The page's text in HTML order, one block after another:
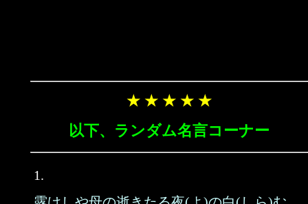
★ ★ ★ ★ ★
以下、ランダム名言コーナー
1.